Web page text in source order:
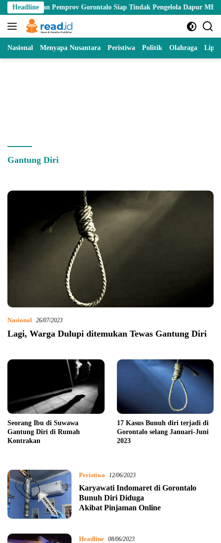
Skip
to
content
Headline
Pemprov Gorontalo Siap Tindak Pengelola Dapur MBG yang
Nasional Menyapa Nusantara Peristiwa Politik Olahraga
Gantung Diri
Nasional 26/07/2023
Lagi, Warga Dulupi ditemukan Tewas Gantung Diri
Seorang Ibu di Suwawa
Gantung Diri di Rumah
Kontrakan
17 Kasus Bunuh diri terjadi di
Gorontalo selang Januari-Juni
2023
Peristiwa 12/06/2023
Karyawati Indomaret di Gorontalo
Bunuh Diri Diduga
Akibat Pinjaman Online
Headline 08/06/2023